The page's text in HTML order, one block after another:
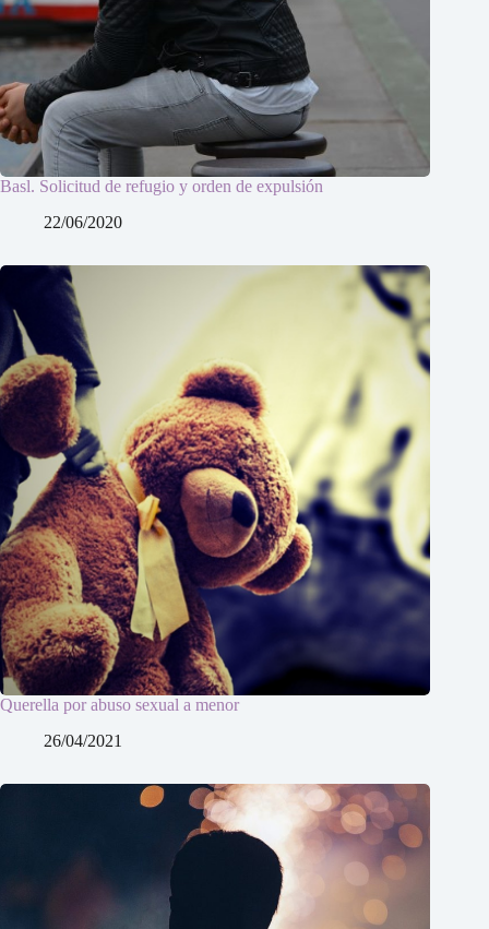
Basl. Solicitud de refugio y orden de expulsión
22/06/2020
Querella por abuso sexual a menor
26/04/2021